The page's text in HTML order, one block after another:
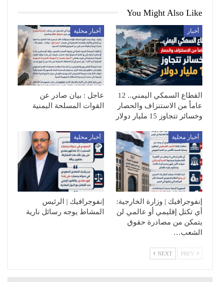
You Might Also Like
أخبار
القطاع السمكي اليمني.. 12
عاماً من الاستنزاف والحصار
وخسائر تتجاوز 15 مليار دولار
أخبار محلية
عاجل : بيان صادر عن
القوات المسلحة اليمنية
أخبار محلية
إنفوجرافيك | وزارة الخارجية:
أي تكتل إقليمي أو عالمي لن
يتمكن من مصادرة حقوق
الشعب…
أخبار محلية
إنفوجرافيك | الرئيس
المشاط يوجه رسائل نارية
NEXT